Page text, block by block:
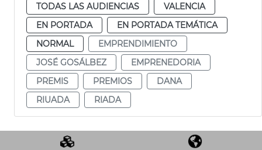
TODAS LAS AUDIENCIAS
VALENCIA
EN PORTADA
EN PORTADA TEMÁTICA
NORMAL
EMPRENDIMIENTO
JOSÉ GOSÁLBEZ
EMPRENEDORIA
PREMIS
PREMIOS
DANA
RIUADA
RIADA